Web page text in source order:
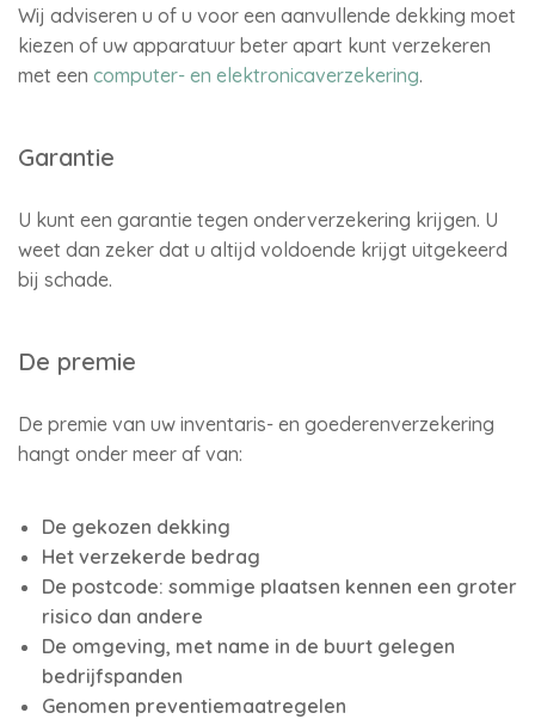
Wij adviseren u of u voor een aanvullende dekking moet
kiezen of uw apparatuur beter apart kunt verzekeren
met een computer- en elektronicaverzekering.
Garantie
U kunt een garantie tegen onderverzekering krijgen. U
weet dan zeker dat u altijd voldoende krijgt uitgekeerd
bij schade.
De premie
De premie van uw inventaris- en goederenverzekering
hangt onder meer af van:
De gekozen dekking
Het verzekerde bedrag
De postcode: sommige plaatsen kennen een groter
risico dan andere
De omgeving, met name in de buurt gelegen
bedrijfspanden
Genomen preventiemaatregelen